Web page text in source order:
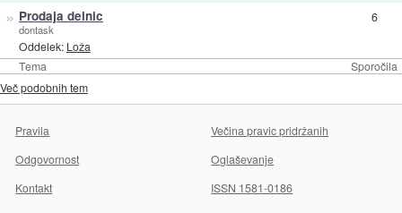
Tema Sporočila
» Prodaja delnic
dontask
Oddelek: Loža
6
Več podobnih tem
Pravila
Večina pravic pridržanih
Odgovornost
Oglaševanje
Kontakt
ISSN 1581-0186